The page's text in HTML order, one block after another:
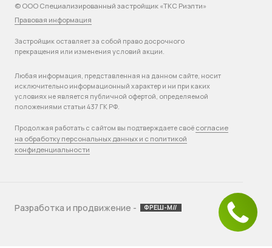
© ООО Специализированный застройщик «ТКС Риэлти»
Правовая информация
Застройщик оставляет за собой право досрочного
прекращения или изменения условий акции.
Любая информация, представленная на данном сайте, носит
исключительно информационный характер и ни при каких
условиях не является публичной офертой, определяемой
положениями статьи 437 ГК РФ.
Продолжая работать с сайтом вы подтверждаете своё согласие
на обработку персональных данных и с политикой
конфиденциальности
Разработка и продвижение - ФРЕШ-М//